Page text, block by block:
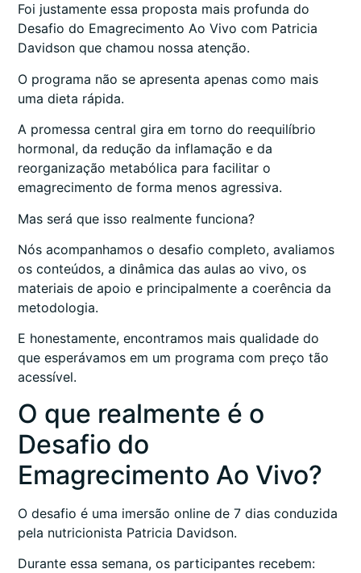
Foi justamente essa proposta mais profunda do
Desafio do Emagrecimento Ao Vivo com Patricia
Davidson que chamou nossa atenção.
O programa não se apresenta apenas como mais
uma dieta rápida.
A promessa central gira em torno do reequilíbrio
hormonal, da redução da inflamação e da
reorganização metabólica para facilitar o
emagrecimento de forma menos agressiva.
Mas será que isso realmente funciona?
Nós acompanhamos o desafio completo, avaliamos
os conteúdos, a dinâmica das aulas ao vivo, os
materiais de apoio e principalmente a coerência da
metodologia.
E honestamente, encontramos mais qualidade do
que esperávamos em um programa com preço tão
acessível.
O que realmente é o
Desafio do
Emagrecimento Ao Vivo?
O desafio é uma imersão online de 7 dias conduzida
pela nutricionista Patricia Davidson.
Durante essa semana, os participantes recebem: